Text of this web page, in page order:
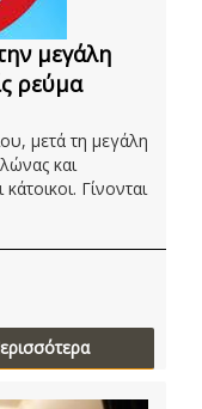
μεγάλη
ρεύμα
μετά τη μεγάλη
και
Γίνονται